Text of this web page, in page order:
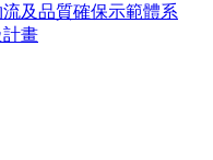
及品質確保示範體系
畫